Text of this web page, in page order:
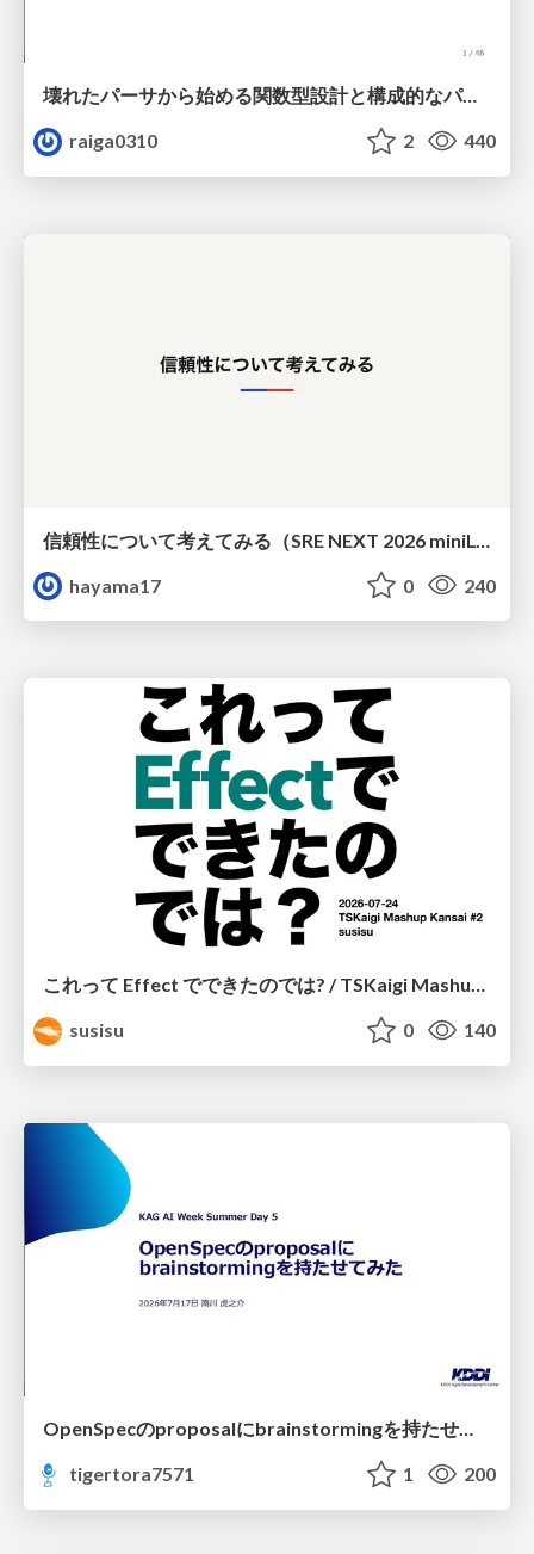
壊れたパーサから始める関数型設計と構成的なパーサ #fp_matsuri
raiga0310
2 440
hayama17
0 240
これって Effect でできたのでは? / TSKaigi Mashup Kansai #2
susisu
0 140
OpenSpecのproposalにbrainstormingを持たせてみた
tigertora7571
1 200